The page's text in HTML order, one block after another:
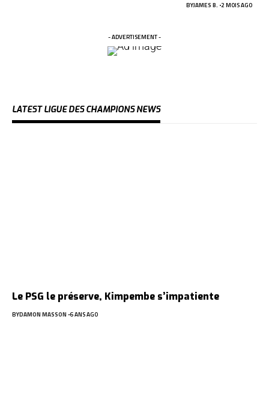
BYJAMES B. 2 MOIS AGO
- ADVERTISEMENT -
LATEST LIGUE DES CHAMPIONS NEWS
Le PSG le préserve, Kimpembe s’impatiente
BYDAMON MASSON 6 ANS AGO